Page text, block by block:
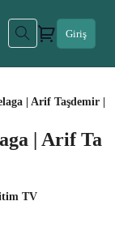
Giriş
| Arif Taşdemir |
| Arif Ta
TV